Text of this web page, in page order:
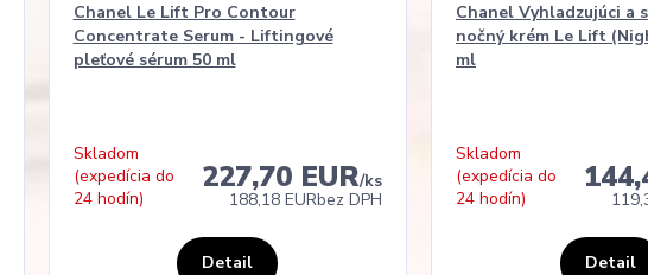
Chanel Le Lift Pro Contour
Concentrate Serum - Liftingové
pleťové sérum 50 ml
227,70 EUR/ks
188,18 EURbez DPH
Skladom
(expedícia do
24 hodín)
Detail
Chanel Vyhladzujúci a
nočný krém Le Lift
ml
Skladom
(expedícia do
24 hodín)
Detail